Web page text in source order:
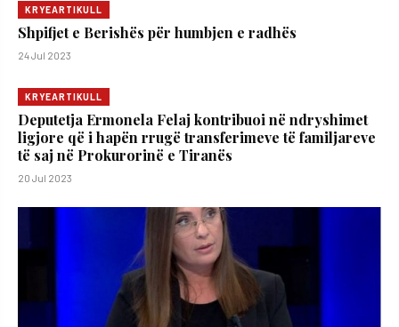
KRYEARTIKULL
Shpifjet e Berishës për humbjen e radhës
24 Jul 2023
KRYEARTIKULL
Deputetja Ermonela Felaj kontribuoi në ndryshimet
ligjore që i hapën rrugë transferimeve të familjareve
të saj në Prokurorinë e Tiranës
20 Jul 2023